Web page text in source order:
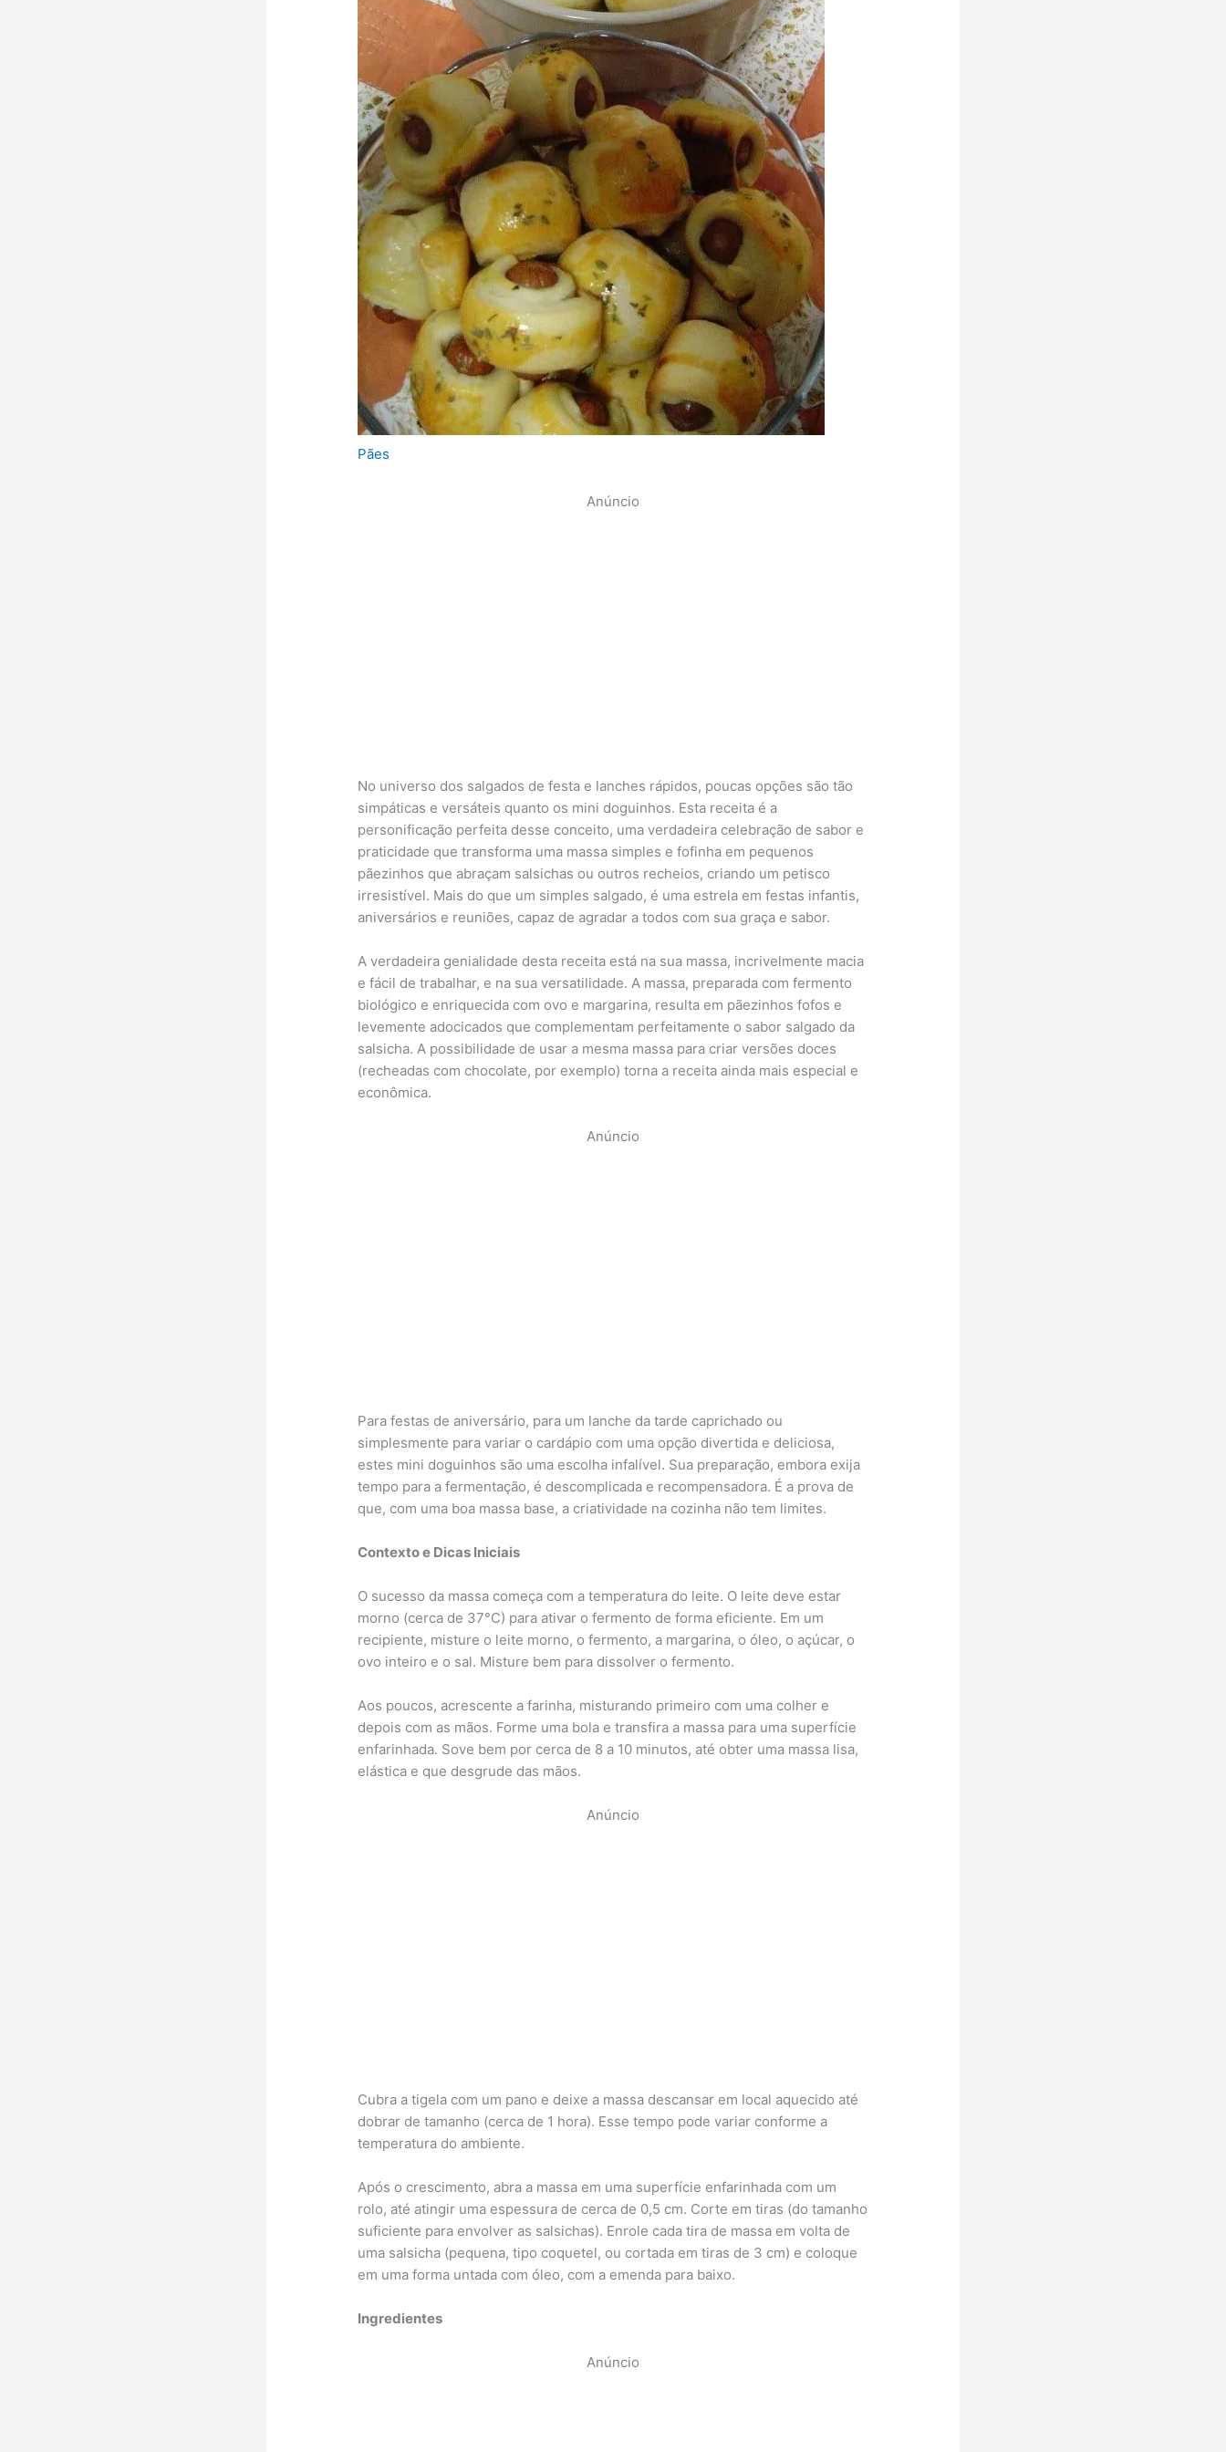
Pães
Anúncio
No universo dos salgados de festa e lanches rápidos, poucas opções são tão
simpáticas e versáteis quanto os mini doguinhos. Esta receita é a
personificação perfeita desse conceito, uma verdadeira celebração de sabor e
praticidade que transforma uma massa simples e fofinha em pequenos
pãezinhos que abraçam salsichas ou outros recheios, criando um petisco
irresistível. Mais do que um simples salgado, é uma estrela em festas infantis,
aniversários e reuniões, capaz de agradar a todos com sua graça e sabor.
A verdadeira genialidade desta receita está na sua massa, incrivelmente macia
e fácil de trabalhar, e na sua versatilidade. A massa, preparada com fermento
biológico e enriquecida com ovo e margarina, resulta em pãezinhos fofos e
levemente adocicados que complementam perfeitamente o sabor salgado da
salsicha. A possibilidade de usar a mesma massa para criar versões doces
(recheadas com chocolate, por exemplo) torna a receita ainda mais especial e
econômica.
Anúncio
Para festas de aniversário, para um lanche da tarde caprichado ou
simplesmente para variar o cardápio com uma opção divertida e deliciosa,
estes mini doguinhos são uma escolha infalível. Sua preparação, embora exija
tempo para a fermentação, é descomplicada e recompensadora. É a prova de
que, com uma boa massa base, a criatividade na cozinha não tem limites.
Contexto e Dicas Iniciais
O sucesso da massa começa com a temperatura do leite. O leite deve estar
morno (cerca de 37°C) para ativar o fermento de forma eficiente. Em um
recipiente, misture o leite morno, o fermento, a margarina, o óleo, o açúcar, o
ovo inteiro e o sal. Misture bem para dissolver o fermento.
Aos poucos, acrescente a farinha, misturando primeiro com uma colher e
depois com as mãos. Forme uma bola e transfira a massa para uma superfície
enfarinhada. Sove bem por cerca de 8 a 10 minutos, até obter uma massa lisa,
elástica e que desgrude das mãos.
Anúncio
Cubra a tigela com um pano e deixe a massa descansar em local aquecido até
dobrar de tamanho (cerca de 1 hora). Esse tempo pode variar conforme a
temperatura do ambiente.
Após o crescimento, abra a massa em uma superfície enfarinhada com um
rolo, até atingir uma espessura de cerca de 0,5 cm. Corte em tiras (do tamanho
suficiente para envolver as salsichas). Enrole cada tira de massa em volta de
uma salsicha (pequena, tipo coquetel, ou cortada em tiras de 3 cm) e coloque
em uma forma untada com óleo, com a emenda para baixo.
Ingredientes
Anúncio